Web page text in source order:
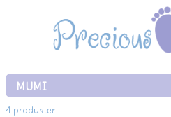
MUMI
4 produkter